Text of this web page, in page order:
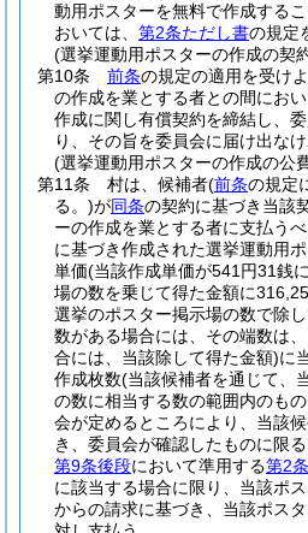
動用ポスターを無料で作成するこ
おいては、 第2条ただし書の規定
(選挙運動用ポスターの作成の契
第10条
前条の規定の適用を受け
の作成を業とする者との間にお
作成に関し有償契約を締結し、
り、その旨を委員会に届け出なけ
(選挙運動用ポスターの作成の公
第11条
村は、候補者(前条の規定
る。)が同条の契約に基づき当該
ーの作成を業とする者に支払う
に基づき作成された選挙運動用
単価(当該作成単価が541円31銭
場の数を乗じて得た金額に
選挙のポスター掲示場の数で除
数がある場合には、その端数は
合には、当該除して得た金額)に
作成枚数(当該候補者を通じて、
の数に相当する数の範囲内のも
会が定めるところにより、当該
き、委員会が確認したものに限
第9条後段において準用する第2
に該当する場合に限り、当該ポ
からの請求に基づき、当該ポス